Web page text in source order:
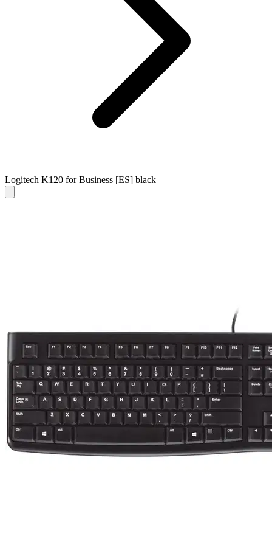
Logitech K120 for Business [ES] black